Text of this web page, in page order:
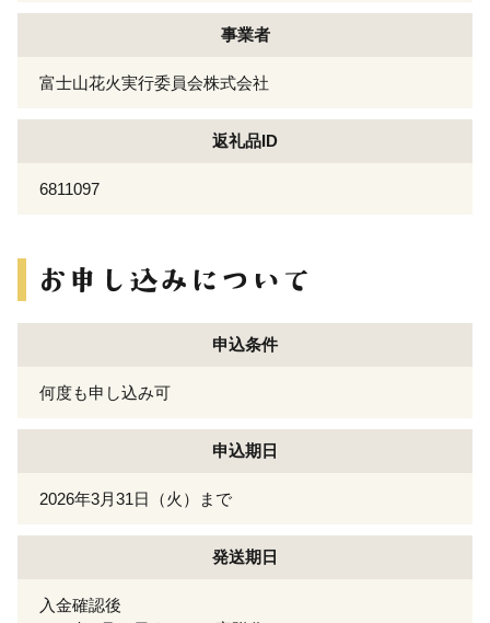
事業者
富士山花火実行委員会株式会社
返礼品ID
6811097
申込条件
何度も申し込み可
申込期日
2026年3月31日（火）まで
発送期日
入金確認後